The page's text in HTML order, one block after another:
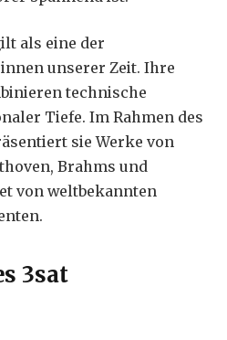
als eine der
unserer Zeit. Ihre
technische
Tiefe. Im Rahmen des
sie Werke von
Brahms und
von weltbekannten
3sat